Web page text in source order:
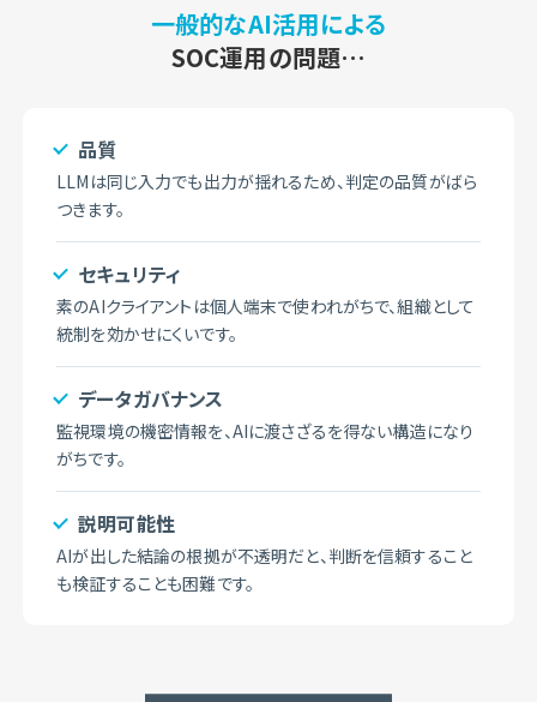
一般的なAI活用による
SOC運用の問題…
品質
LLMは同じ入力でも出力が揺れるため、判定の品質がばら
つきます。
セキュリティ
素のAIクライアントは個人端末で使われがちで、組織として
統制を効かせにくいです。
データガバナンス
監視環境の機密情報を、AIに渡さざるを得ない構造になり
がちです。
説明可能性
AIが出した結論の根拠が不透明だと、判断を信頼すること
も検証することも困難です。